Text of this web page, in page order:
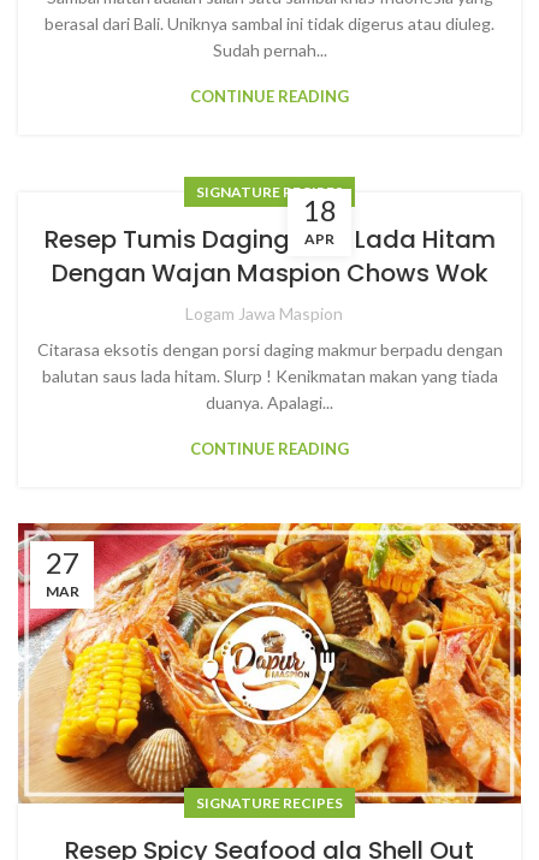
berasal dari Bali. Uniknya sambal ini tidak digerus atau diuleg.
Sudah pernah...
CONTINUE READING
18
APR
SIGNATURE RECIPES
Resep Tumis Daging Sapi Lada Hitam
Dengan Wajan Maspion Chows Wok
Logam Jawa Maspion
Citarasa eksotis dengan porsi daging makmur berpadu dengan
balutan saus lada hitam. Slurp ! Kenikmatan makan yang tiada
duanya. Apalagi...
CONTINUE READING
27
MAR
SIGNATURE RECIPES
Resep Spicy Seafood ala Shell Out